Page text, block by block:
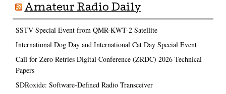
Amateur Radio Daily
SSTV Special Event from QMR-KWT-2 Satellite
International Dog Day and International Cat Day Special Event
Call for Zero Retries Digital Conference (ZRDC) 2026 Technical
Papers
SDRoxide: Software-Defined Radio Transceiver